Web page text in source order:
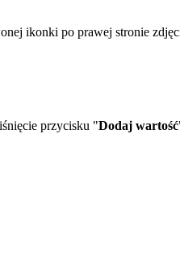
ikonki po prawej stronie
przycisku "Dodaj wartość